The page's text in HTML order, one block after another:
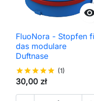
FluoNora - Stopfen
das modulare
Duftnase
starstarstarstarstar (1)
30,00 zł